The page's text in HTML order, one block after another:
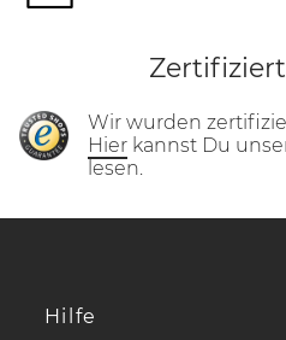
Wir wurden
Hier kannst Du
lesen.
Hilfe